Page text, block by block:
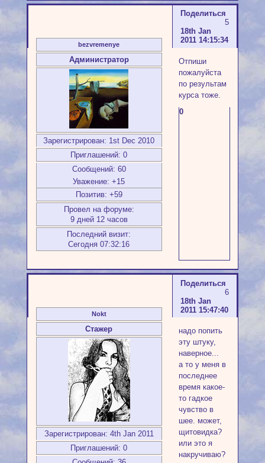
Поделиться
5
18th Jan
2011 14:15:34
bezvremenye
Администратор
Зарегистрирован: 1st Dec 2010
Приглашений: 0
Сообщений: 60
Уважение: +15
Позитив: +59
Провел на форуме:
9 дней 12 часов
Последний визит:
Сегодня 07:32:16
Отпиши
пожалуйста
по результам
курса тоже.
0
Поделиться
6
18th Jan
2011 15:47:40
Nokt
Стажер
Зарегистрирован: 4th Jan 2011
Приглашений: 0
надо попить
эту штуку,
наверное...
а то у меня в
последнее
время какое-
то гадкое
чувство в
шее. может,
щитовидка?
или это я
накручиваю?